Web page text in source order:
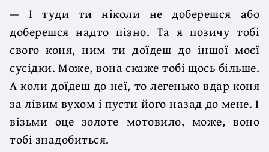
— І туди ти ніколи не доберешся або
доберешся надто пізно. Та я позичу тобі
свого коня, ним ти доїдеш до іншої моєї
сусідки. Може, вона скаже тобі щось більше.
А коли доїдеш до неї, то легенько вдар коня
за лівим вухом і пусти його назад до мене. І
візьми оце золоте мотовило, може, воно
тобі знадобиться.